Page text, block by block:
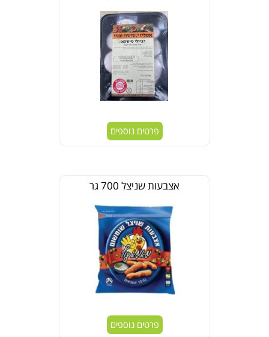
פרטים נוספים
אצבעות שניצל 700 גר
פרטים נוספים